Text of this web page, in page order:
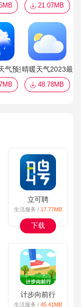
21.07MB
气预报晴暖天气2023最
48.78MB
立可聘
生活服务 / 17.77MB
下载
计步向前行
生活服务 /45.41MB